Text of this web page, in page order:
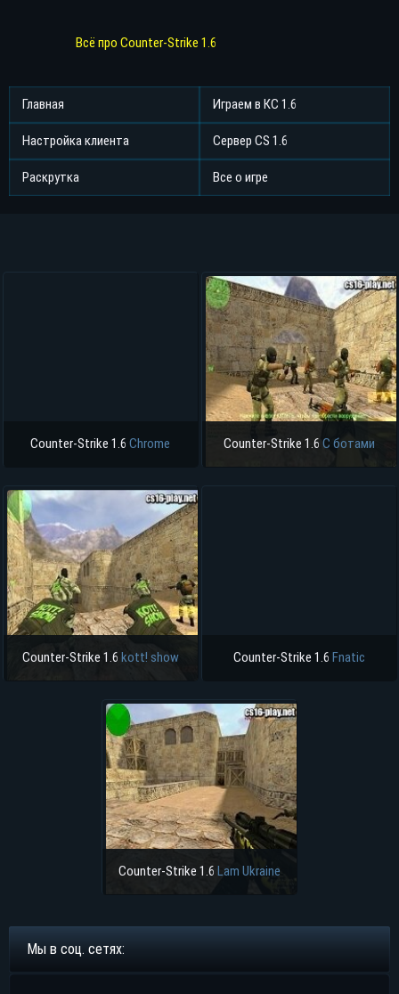
Всё про Counter-Strike 1.6
Главная Играем в КС 1.6
Настройка клиента Сервер CS 1.6
Раскрутка Все о игре
Counter-Strike 1.6 Chrome Counter-Strike 1.6 С ботами
Counter-Strike 1.6 kott! show Counter-Strike 1.6 Fnatic
Counter-Strike 1.6 Lam Ukraine
Мы в соц. сетях: